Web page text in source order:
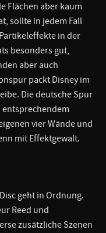
Flächen aber kaum
sollte in jedem Fall
in der
besonders gut,
aber auch
packt Disney im
Die deutsche Spur
entsprechendem
vier Wände und
mit Effektgewalt.
geht in Ordnung.
Reed und
zusätzliche Szenen